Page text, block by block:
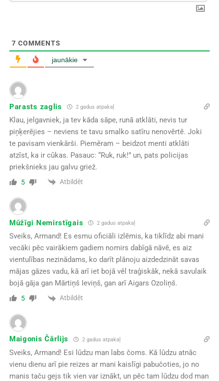
7 COMMENTS
jaunākie
Parasts zaglis 2 gadus atpakaļ
Klau, jelgavniek, ja tev kāda sāpe, runā atklāti, nevis tur
piņķerējies – neviens te tavu smalko satīru nenovērtē. Joki
te pavisam vienkārši. Piemēram – beidzot menti atklāti
atzīst, ka ir cūkas. Pasauc: “Ruk, ruk!” un, pats policijas
priekšnieks jau galvu griež.
5 Atbildēt
Mūžīgi Nemirstīgais 2 gadus atpakaļ
Sveiks, Armand! Es esmu oficiāli izlēmis, ka tiklīdz abi mani
vecāki pēc vairākiem gadiem nomirs dabīgā nāvē, es aiz
vientulības nezinādams, ko darīt plānoju aizdedzināt savas
mājas gāzes vadu, kā arī iet bojā vēl traģiskāk, nekā savulaik
bojā gāja gan Mārtiņš Ieviņš, gan arī Aigars Ozoliņš.
5 Atbildēt
Maigonis Čārlijs 2 gadus atpakaļ
Sveiks, Armand! Esi lūdzu man labs čoms. Kā lūdzu atnāc
vienu dienu arī pie reizes ar mani kaislīgi pabučoties, jo no
manis taču gejs tik vien var iznākt, un pēc tam lūdzu dod man